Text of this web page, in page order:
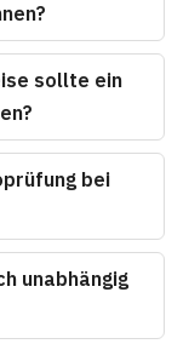
sollte ein
bei
unabhängig